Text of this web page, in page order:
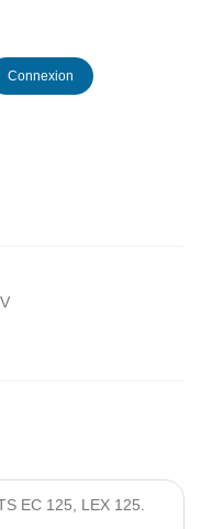
Connexion
EC 125, LEX 125.